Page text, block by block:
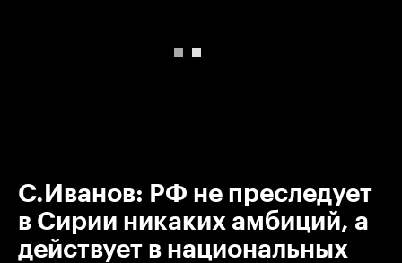
С.Иванов: РФ не преследует
в Сирии никаких амбиций, а
действует в национальных